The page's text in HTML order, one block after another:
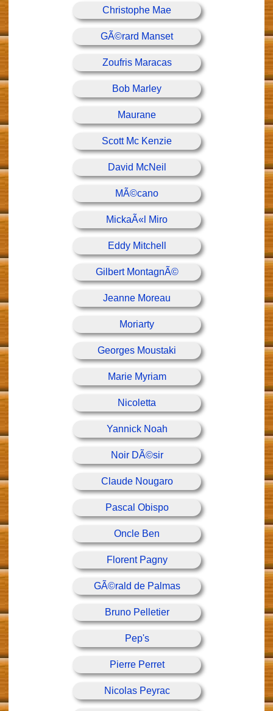
Christophe Mae
GÃ©rard Manset
Zoufris Maracas
Bob Marley
Maurane
Scott Mc Kenzie
David McNeil
MÃ©cano
MickaÃ«l Miro
Eddy Mitchell
Gilbert MontagnÃ©
Jeanne Moreau
Moriarty
Georges Moustaki
Marie Myriam
Nicoletta
Yannick Noah
Noir DÃ©sir
Claude Nougaro
Pascal Obispo
Oncle Ben
Florent Pagny
GÃ©rald de Palmas
Bruno Pelletier
Pep's
Pierre Perret
Nicolas Peyrac